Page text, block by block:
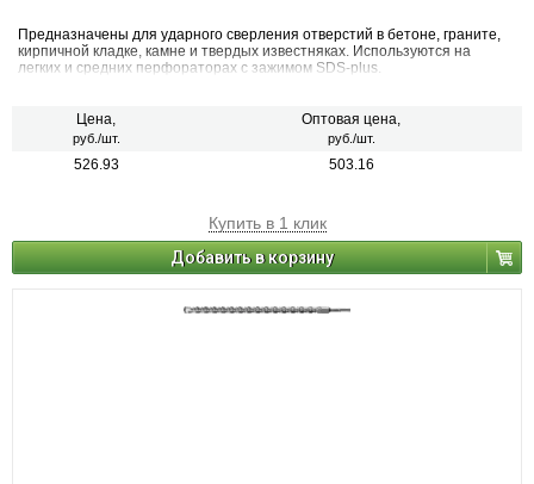
Предназначены для ударного сверления отверстий в бетоне, граните,
кирпичной кладке, камне и твердых известняках. Используются на
легких и средних перфораторах с зажимом SDS-plus.
Цена,
руб./шт.
Оптовая цена,
руб./шт.
526.93 503.16
Купить в 1 клик
Добавить в корзину